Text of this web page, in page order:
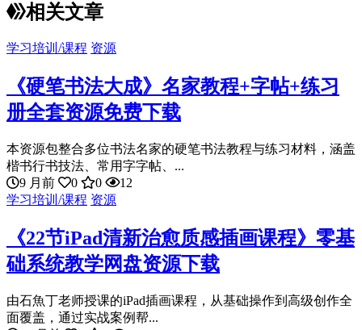
相关文章
学习培训/课程 资源
《硬笔书法大成》名家教程+字帖+练习
册全套资源免费下载
本资源包整合多位书法名家的硬笔书法教程与练习材料，涵盖
楷书行书技法、常用字字帖、...
9 月前
0 0
12
学习培训/课程 资源
《22节iPad清新治愈质感插画课程》零基
础系统教学网盘资源下载
由石魚丁老师授课的iPad插画课程，从基础操作到高级创作全
面覆盖，通过实战案例帮...